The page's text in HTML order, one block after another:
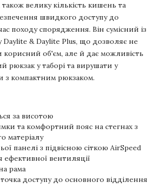
також велику кількість кишень та
швидкого доступу до
походу спорядження. Він сумісний із
& Daylite Plus, що дозволяє не
корисний об'єм, але й дає можливість
рюкзак у таборі та вирушати у
з компактним рюкзаком.
за висотою
та комфортний пояс на стегнах з
матеріалу
панелі з підвісною сіткою AirSpeed
ефективної вентиляції
рама
доступу до основного відділення